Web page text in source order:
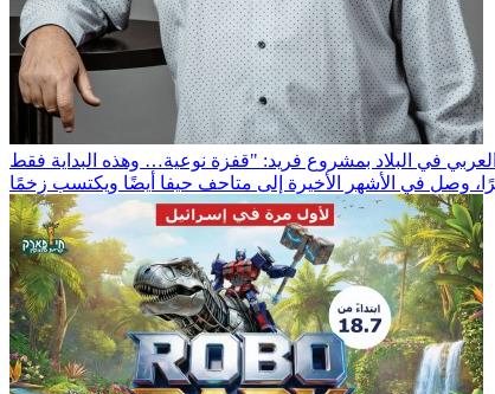
وصل في الأشهر الأخيرة إلى متاحف حيفا أيضًا ويكتسب زخمًا